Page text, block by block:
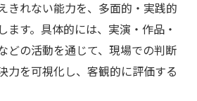
マンス評価で技能と知識を総
義
土木の現場力向上に直結する
きれない能力を、多面的・実践的
ます。具体的には、実演・作品・
どの活動を通じて、現場での判断
力を可視化し、客観的に評価する